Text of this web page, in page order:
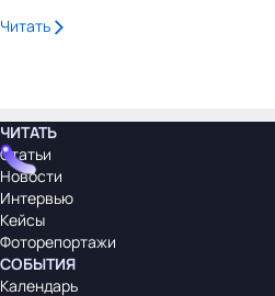
Читать
ЧИТАТЬ
Статьи
Новости
Интервью
Кейсы
Фоторепортажи
СОБЫТИЯ
Календарь